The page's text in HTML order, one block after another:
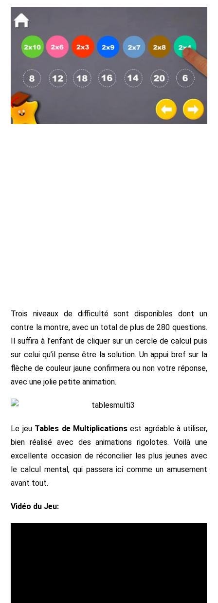
Trois niveaux de difficulté sont disponibles dont un
contre la montre, avec un total de plus de 280 questions.
Il suffira à l’enfant de cliquer sur un cercle de calcul puis
sur celui qu’il pense être la solution. Un appui bref sur la
flèche de couleur jaune confirmera ou non votre réponse,
avec une jolie petite animation.
Le jeu Tables de Multiplications est agréable à utiliser,
bien réalisé avec des animations rigolotes. Voilà une
excellente occasion de réconcilier les plus jeunes avec
le calcul mental, qui passera ici comme un amusement
avant tout.
Vidéo du Jeu: